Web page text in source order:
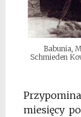
Babunia,
Schmieden
miesięcy